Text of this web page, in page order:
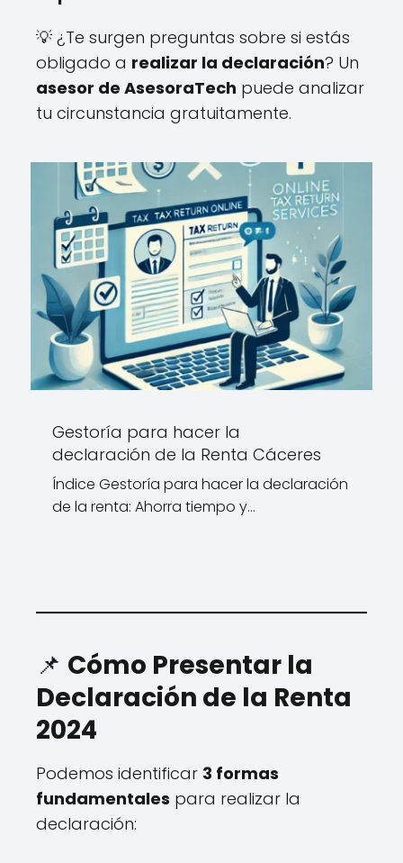
💡 ¿Te surgen preguntas sobre si estás
obligado a realizar la declaración? Un
asesor de AsesoraTech puede analizar
tu circunstancia gratuitamente.
Gestoría para hacer la
declaración de la Renta Cáceres
Índice Gestoría para hacer la declaración
de la renta: Ahorra tiempo y…
📌 Cómo Presentar la
Declaración de la Renta
2024
Podemos identificar 3 formas
fundamentales para realizar la
declaración: